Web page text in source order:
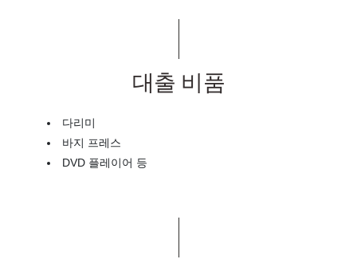
대출 비품
다리미
바지 프레스
DVD 플레이어 등